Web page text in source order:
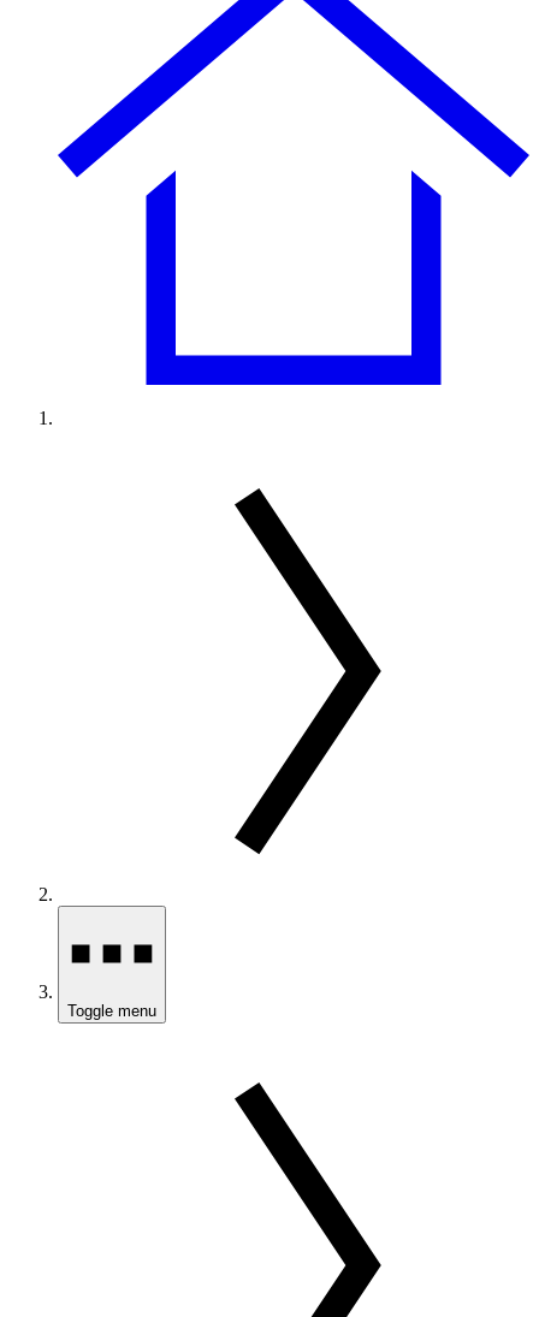
Toggle menu